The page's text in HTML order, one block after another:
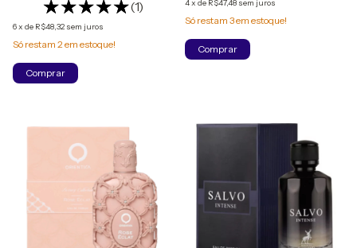
(1)
6x de R$48,32 sem juros
Só restam 2em estoque!
4x de R$47,48 sem juros
Só restam 3em estoque!